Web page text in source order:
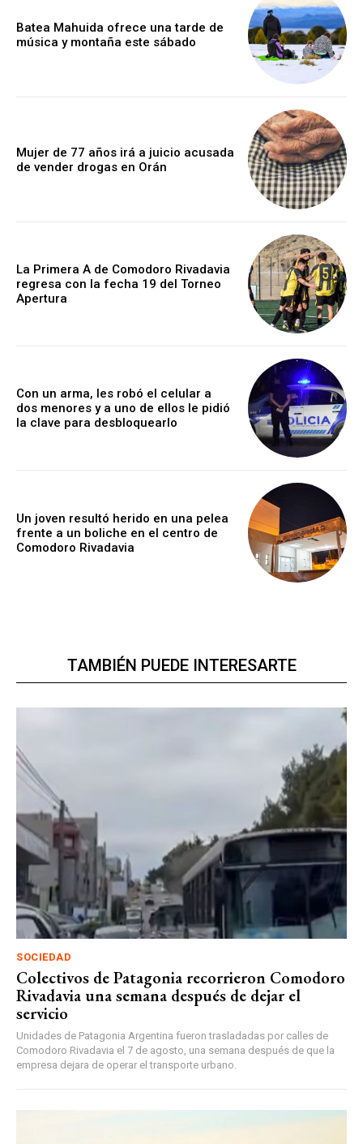
Batea Mahuida ofrece una tarde de
música y montaña este sábado
Mujer de 77 años irá a juicio acusada
de vender drogas en Orán
La Primera A de Comodoro Rivadavia
regresa con la fecha 19 del Torneo
Apertura
Con un arma, les robó el celular a
dos menores y a uno de ellos le pidió
la clave para desbloquearlo
Un joven resultó herido en una pelea
frente a un boliche en el centro de
Comodoro Rivadavia
TAMBIÉN PUEDE INTERESARTE
SOCIEDAD
Colectivos de Patagonia recorrieron Comodoro
Rivadavia una semana después de dejar el
servicio
Unidades de Patagonia Argentina fueron trasladadas por calles de
Comodoro Rivadavia el 7 de agosto, una semana después de que la
empresa dejara de operar el transporte urbano.